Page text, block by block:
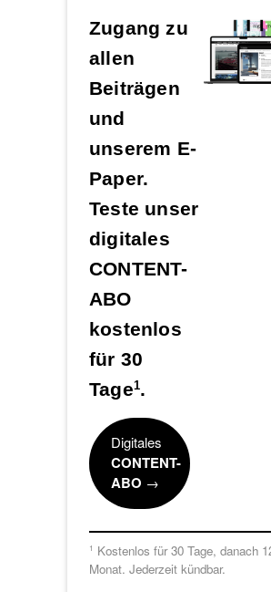
Zugang zu
allen
Beiträgen
und
unserem E-
Paper.
Teste unser
digitales
CONTENT-
ABO
kostenlos
für 30
Tage1.
Digitales
CONTENT-
ABO →
1 Kostenlos für 30 Tage, danach
Monat. Jederzeit kündbar.